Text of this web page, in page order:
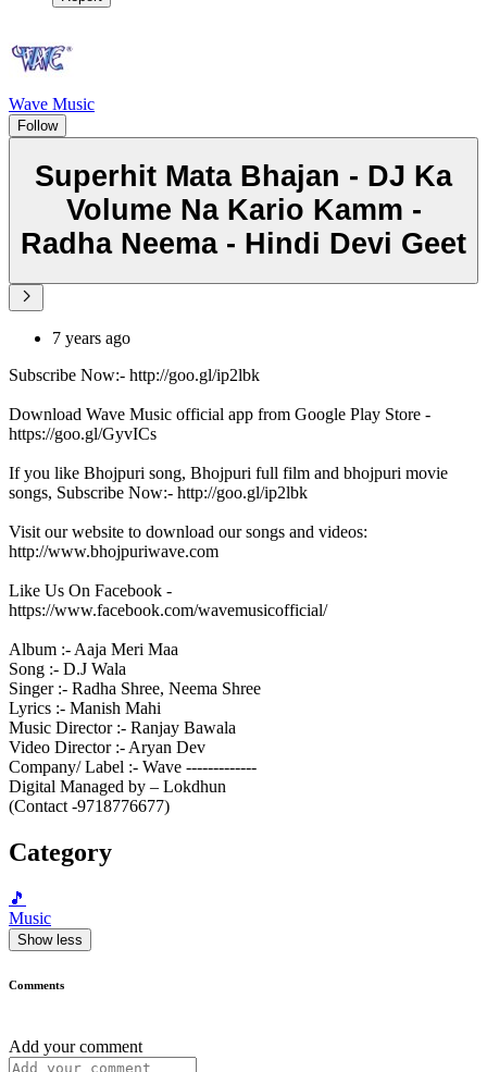
Wave Music
Follow
Superhit Mata Bhajan - DJ Ka
Volume Na Kario Kamm -
Radha Neema - Hindi Devi Geet
7 years ago
Subscribe Now:- http://goo.gl/ip2lbk
Download Wave Music official app from Google Play Store -
https://goo.gl/GyvICs
If you like Bhojpuri song, Bhojpuri full film and bhojpuri movie
songs, Subscribe Now:- http://goo.gl/ip2lbk
Visit our website to download our songs and videos:
http://www.bhojpuriwave.com
Like Us On Facebook -
https://www.facebook.com/wavemusicofficial/
Album :- Aaja Meri Maa
Song :- D.J Wala
Singer :- Radha Shree, Neema Shree
Lyrics :- Manish Mahi
Music Director :- Ranjay Bawala
Video Director :- Aryan Dev
Company/ Label :- Wave -------------
Digital Managed by – Lokdhun
(Contact -9718776677)
Category
🎵
Music
Show less
Comments
Add your comment